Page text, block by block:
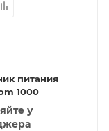
питания
1000
у